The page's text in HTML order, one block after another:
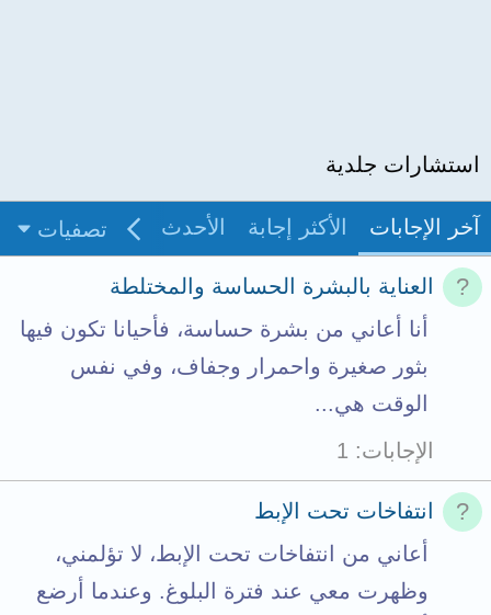
استشارات جلدية
آخر الإجابات الأكثر إجابة الأحدث غير مجاب
تصفيات
العناية بالبشرة الحساسة والمختلطة
أنا أعاني من بشرة حساسة، فأحيانا تكون فيها
بثور صغيرة واحمرار وجفاف، وفي نفس
الوقت هي...
الإجابات
1
انتفاخات تحت الإبط
أعاني من انتفاخات تحت الإبط، لا تؤلمني،
وظهرت معي عند فترة البلوغ. وعندما أرضع